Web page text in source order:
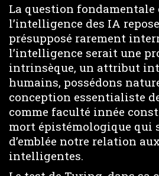
La question
l’intelligence des IA
présupposé rarement
l’intelligence serait une
intrinsèque, un attribut
humains, possédons
conception essentialiste
comme faculté innée
mort épistémologique qui
d’emblée notre relation
intelligentes.